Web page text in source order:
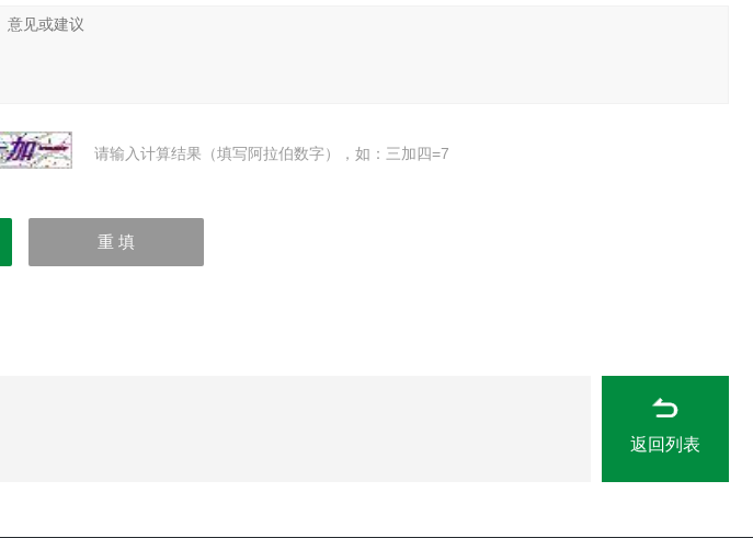
请输入计算结果（填写阿拉伯数字），如：三加四=7
返回列表